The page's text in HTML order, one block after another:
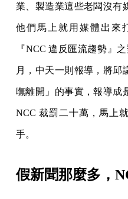
業、製造業這些老闆沒有
他們馬上就用媒體出來
『NCC 違反匯流趨勢』
月，中天一則報導，將邱
嘸離開」的事實，報導成
NCC 裁罰二十萬，馬上
手。
假新聞那麼多，